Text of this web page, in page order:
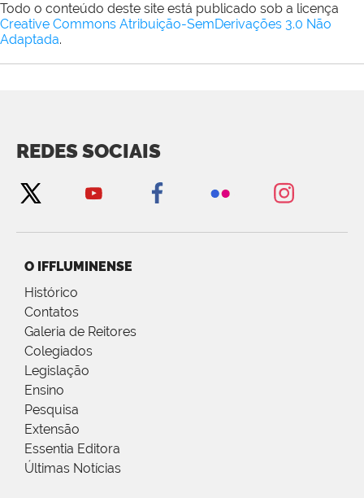
Todo o conteúdo deste site está publicado sob a licença
Creative Commons Atribuição-SemDerivações 3.0 Não
Adaptada.
REDES SOCIAIS
O IFFLUMINENSE
Histórico
Contatos
Galeria de Reitores
Colegiados
Legislação
Ensino
Pesquisa
Extensão
Essentia Editora
Últimas Notícias